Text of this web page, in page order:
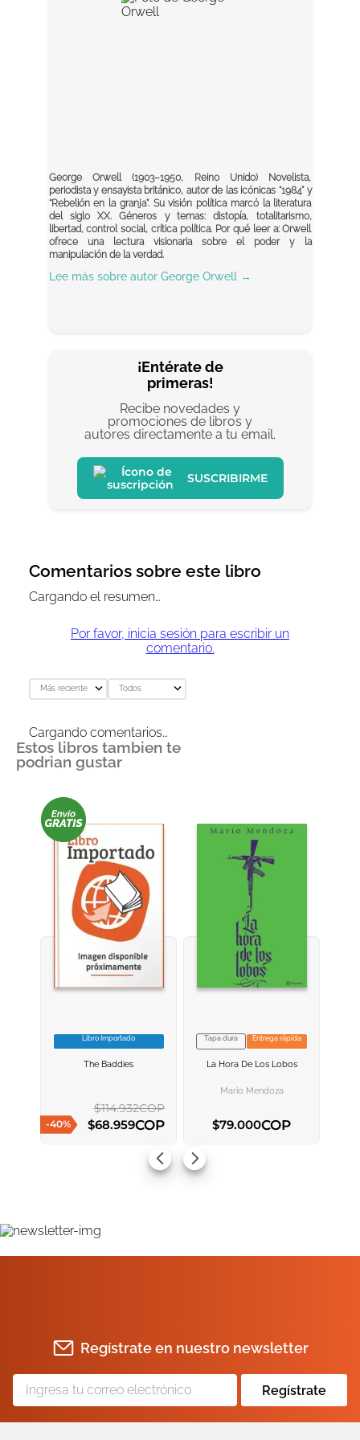
George Orwell (1903–1950, Reino Unido) Novelista,
periodista y ensayista británico, autor de las icónicas “1984” y
“Rebelión en la granja”. Su visión política marcó la literatura
del siglo XX. Géneros y temas: distopía, totalitarismo,
libertad, control social, crítica política. Por qué leer a: Orwell
ofrece una lectura visionaria sobre el poder y la
manipulación de la verdad.
Lee más sobre autor George Orwell→
¡Entérate de
primeras!
Recibe novedades y
promociones de libros y
autores directamente a tu email.
SUSCRIBIRME
Comentarios sobre este libro
Cargando el resumen…
Por favor, inicia sesión para escribir un
comentario.
Más reciente Todos
Cargando comentarios…
Estos libros tambien te
podrian gustar
VER INFORMACION
Libro Importado
The Baddies
-40%
$114.932COP
$68.959COP
VER INFORMACION
Tapa dura Entrega rápida
La Hora De Los Lobos
Mario Mendoza
$79.000COP
Regístrate en nuestro newsletter
Regístrate